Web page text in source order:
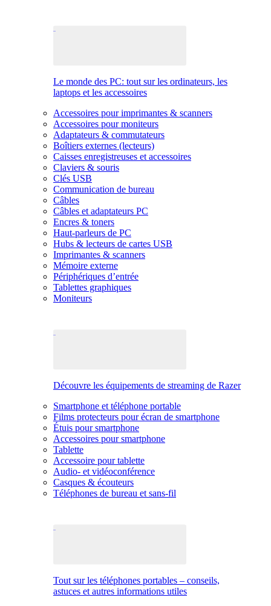
Le monde des PC: tout sur les ordinateurs, les
laptops et les accessoires
Accessoires pour imprimantes & scanners
Accessoires pour moniteurs
Adaptateurs & commutateurs
Boîtiers externes (lecteurs)
Caisses enregistreuses et accessoires
Claviers & souris
Clés USB
Communication de bureau
Câbles
Câbles et adaptateurs PC
Encres & toners
Haut-parleurs de PC
Hubs & lecteurs de cartes USB
Imprimantes & scanners
Mémoire externe
Périphériques d’entrée
Tablettes graphiques
Moniteurs
Découvre les équipements de streaming de Razer
Smartphone et téléphone portable
Films protecteurs pour écran de smartphone
Étuis pour smartphone
Accessoires pour smartphone
Tablette
Accessoire pour tablette
Audio- et vidéoconférence
Casques & écouteurs
Téléphones de bureau et sans-fil
Tout sur les téléphones portables – conseils,
astuces et autres informations utiles